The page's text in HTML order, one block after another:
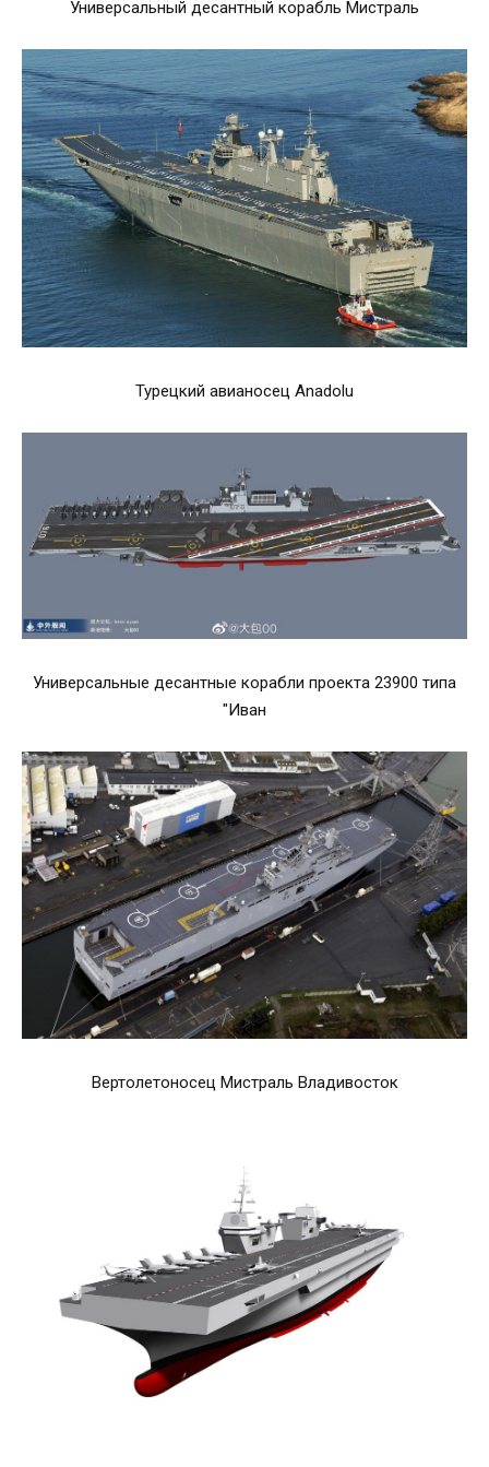
Универсальный десантный корабль Мистраль
Турецкий авианосец Anadolu
Универсальные десантные корабли проекта 23900 типа
"Иван
Вертолетоносец Мистраль Владивосток